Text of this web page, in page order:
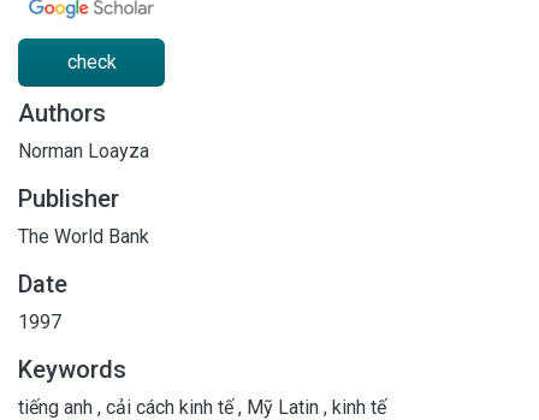
check
Authors
Norman Loayza
Publisher
The World Bank
Date
1997
Keywords
tiếng anh , cải cách kinh tế, Mỹ Latin , kinh tế